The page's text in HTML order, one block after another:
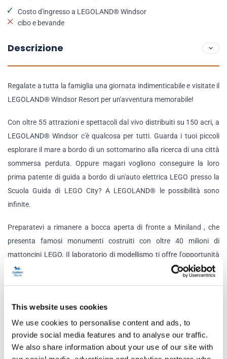
This website uses cookies
We use cookies to personalise content and ads, to
provide social media features and to analyse our traffic.
We also share information about your use of our site with
Costo d'ingresso a LEGOLAND® Windsor
cibo e bevande
Descrizione
Regalate a tutta la famiglia una giornata indimenticabile e visitate il
LEGOLAND® Windsor Resort per un'avventura memorabile!
Con oltre 55 attrazioni e spettacoli dal vivo distribuiti su 150 acri, a
LEGOLAND® Windsor c'è qualcosa per tutti. Guarda i tuoi piccoli
esplorare il mare a bordo di un sottomarino alla ricerca di una città
sommersa perduta. Oppure magari vogliono conseguire la loro
prima patente di guida a bordo di un'auto elettrica LEGO presso la
Scuola Guida di LEGO City? A LEGOLAND® le possibilità sono
infinite.
Preparatevi a rimanere a bocca aperta di fronte a Miniland , che
presenta famosi monumenti costruiti con oltre 40 milioni di
mattoncini LEGO. Il laboratorio di modellismo ti offre l'opportunità
di scoprire cosa serve per diventare un costruttore di modelli LEGO
sguazzare nelle Drench Towers e nello Splash Safari, rivivere le loro
storie preferite al Fairy Tale Brook, spegnere incendi all'Accademia
dei Vigili del Fuoco e molto altro ancora!